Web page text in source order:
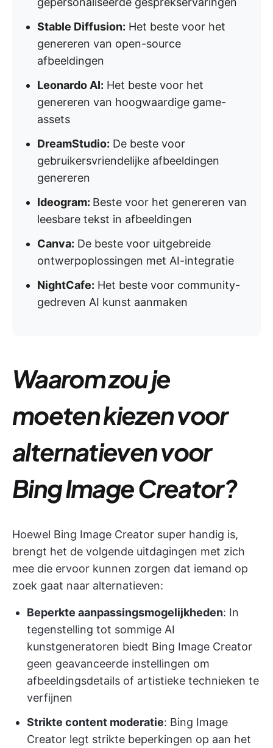
Stable Diffusion: Het beste voor het
genereren van open-source
afbeeldingen
Leonardo AI: Het beste voor het
genereren van hoogwaardige game-
assets
DreamStudio: De beste voor
gebruikersvriendelijke afbeeldingen
genereren
Ideogram: Beste voor het genereren van
leesbare tekst in afbeeldingen
Canva: De beste voor uitgebreide
ontwerpoplossingen met AI-integratie
NightCafe: Het beste voor community-
gedreven AI kunst aanmaken
Waarom zou je
moeten kiezen voor
alternatieven voor
Bing Image Creator?
Hoewel Bing Image Creator super handig is,
brengt het de volgende uitdagingen met zich
mee die ervoor kunnen zorgen dat iemand op
zoek gaat naar alternatieven:
Beperkte aanpassingsmogelijkheden: In
tegenstelling tot sommige AI
kunstgeneratoren biedt Bing Image Creator
geen geavanceerde instellingen om
afbeeldingsdetails of artistieke technieken te
verfijnen
Strikte content moderatie: Bing Image
Creator legt strikte beperkingen op aan het